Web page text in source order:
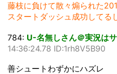
藤枝に負けて散々煽られた
スタートダッシュ成功してる
784: U-名無しさん＠実況は
14:36:24.78 ID:1rh8V5B90
善シュートわずかにハズレ